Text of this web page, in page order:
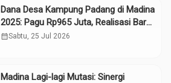
Dana Desa Kampung Padang di Madina
2025: Pagu Rp965 Juta, Realisasi Baru
Rp661 Juta
calendar_monthSabtu, 25 Jul 2026
Madina Lagi-lagi Mutasi: Sinergi